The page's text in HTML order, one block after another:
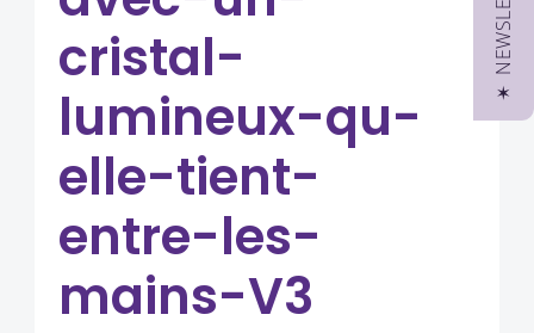
cristal-
lumineux-qu-
elle-tient-
entre-les-
mains-V3